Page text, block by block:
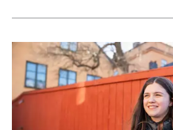
Aktuella artiklar